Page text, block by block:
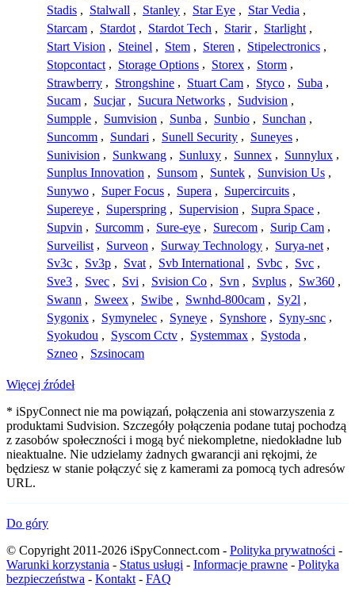
Stadis , Stalwall , Stanley , Star Eye , Star Vedia ,
Starcam , Stardot , Stardot Tech , Starir , Starlight ,
Start Vision , Steinel , Stem , Steren , Stipelectronics ,
Stopcontact , Storage Options , Storex , Storm ,
Strawberry , Strongshine , Stuart Cam , Styco , Suba ,
Sucam , Sucjar , Sucura Networks , Sudvision ,
Sumpple , Sumvision , Sunba , Sunbio , Sunchan ,
Suncomm , Sundari , Sunell Security , Suneyes ,
Sunivision , Sunkwang , Sunluxy , Sunnex , Sunnylux ,
Sunplus Innovation , Sunsom , Suntek , Sunvision Us ,
Sunywo , Super Focus , Supera , Supercircuits ,
Supereye , Superspring , Supervision , Supra Space ,
Supvin , Surcomm , Sure-eye , Surecom , Surip Cam ,
Surveilist , Surveon , Surway Technology , Surya-net ,
Sv3c , Sv3p , Svat , Svb International , Svbc , Svc ,
Sve3 , Svec , Svi , Svision Co , Svn , Svplus , Sw360 ,
Swann , Sweex , Swibe , Swnhd-800cam , Sy2l ,
Sygonix , Symynelec , Syneye , Synshore , Syny-snc ,
Syokudou , Syscom Cctv , Systemmax , Systoda ,
Szneo , Szsinocam
Więcej źródeł
* iSpyConnect nie ma powiązań, połączenia ani stowarzyszenia z
produktami Sudvision. Szczegóły połączenia podane tutaj pochodzą
z zasobów społeczności i mogą być niekompletne, niedokładne lub
nieaktualne. Nie udzielamy żadnych gwarancji ani rękojmi, że
będziesz w stanie połączyć się z kamerami za pomocą tych adresów
URL.
Do góry
© Copyright 2011-2026 iSpyConnect.com - Polityka prywatności -
Warunki korzystania - Status usługi - Informacje prawne - Polityka
bezpieczeństwa - Kontakt - FAQ